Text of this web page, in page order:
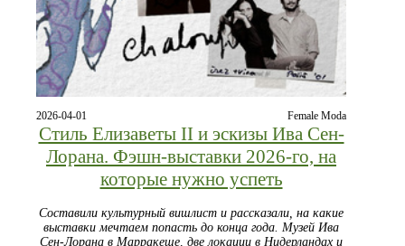
2026-04-01 Female Moda
Стиль Елизаветы II и эскизы Ива Сен-
Лорана. Фэшн-выставки 2026-го, на
которые нужно успеть
Составили культурный вишлист и рассказали, на какие
выставки мечтаем попасть до конца года. Музей Ива
Сен-Лорана в Марракеше, две локации в Нидерландах и